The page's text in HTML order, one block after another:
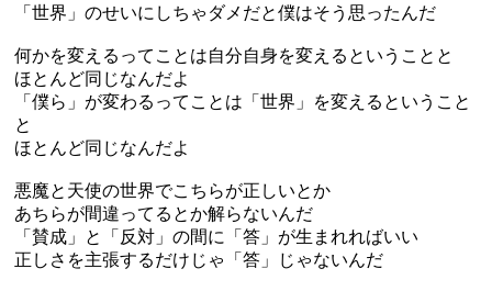
「世界」のせいにしちゃダメだと僕はそう思ったんだ
何かを変えるってことは自分自身を変えるということと
ほとんど同じなんだよ
「僕ら」が変わるってことは「世界」を変えるということ
と
ほとんど同じなんだよ
悪魔と天使の世界でこちらが正しいとか
あちらが間違ってるとか解らないんだ
「賛成」と「反対」の間に「答」が生まれればいい
正しさを主張するだけじゃ「答」じゃないんだ